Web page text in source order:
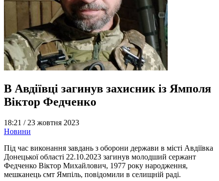
В Авдіївці загинув захисник із Ямполя
Віктор Федченко
18:21 / 23 жовтня 2023
Новини
Під час виконання завдань з оборони держави в місті Авдіївка
Донецької області 22.10.2023 загинув молодший сержант
Федченко Віктор Михайлович, 1977 року народження,
мешканець смт Ямпіль, повідомили в селищній раді.